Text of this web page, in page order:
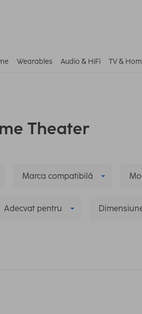
Wearables Audio & HiFi TV &
Theater
Marca compatibilă
Adecvat pentru